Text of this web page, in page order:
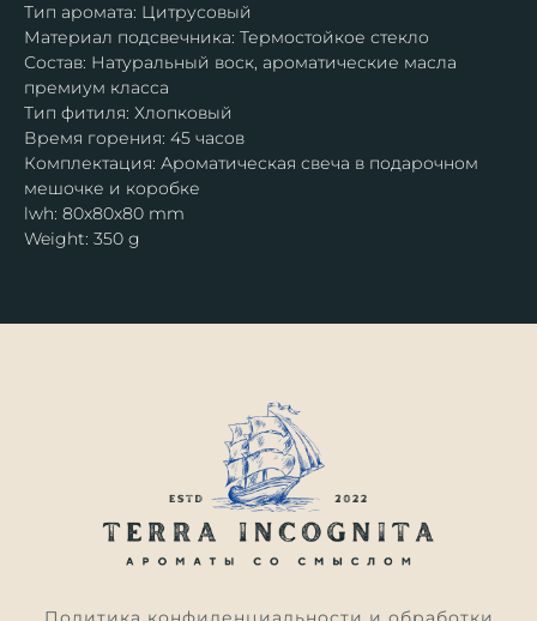
Тип аромата: Цитрусовый
Материал подсвечника: Термостойкое стекло
Состав: Натуральный воск, ароматические масла
премиум класса
Тип фитиля: Хлопковый
Время горения: 45 часов
Комплектация: Ароматическая свеча в подарочном
мешочке и коробке
lwh: 80x80x80 mm
Weight: 350 g